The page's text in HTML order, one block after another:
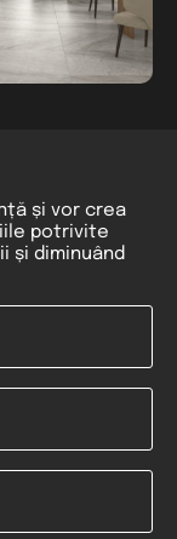
și vor crea
potrivite
și diminuând